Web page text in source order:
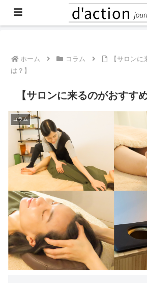
ご予約・お問合せはこ
ホーム コラム
【サロン
は？】
【サロンに来るのがおすす
コラム